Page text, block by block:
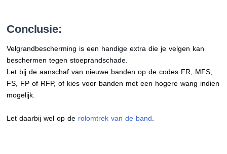
Conclusie:
Velgrandbescherming is een handige extra die je velgen kan
beschermen tegen stoeprandschade.
Let bij de aanschaf van nieuwe banden op de codes FR, MFS,
FS, FP of RFP, of kies voor banden met een hogere wang indien
mogelijk.
Let daarbij wel op de rolomtrek van de band